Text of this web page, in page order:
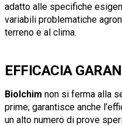
adatto alle specifiche
variabili problematiche
terreno e al clima.
EFFICACIA
Biolchim non si ferma alla
prime; garantisce anche
un alto numero di prove